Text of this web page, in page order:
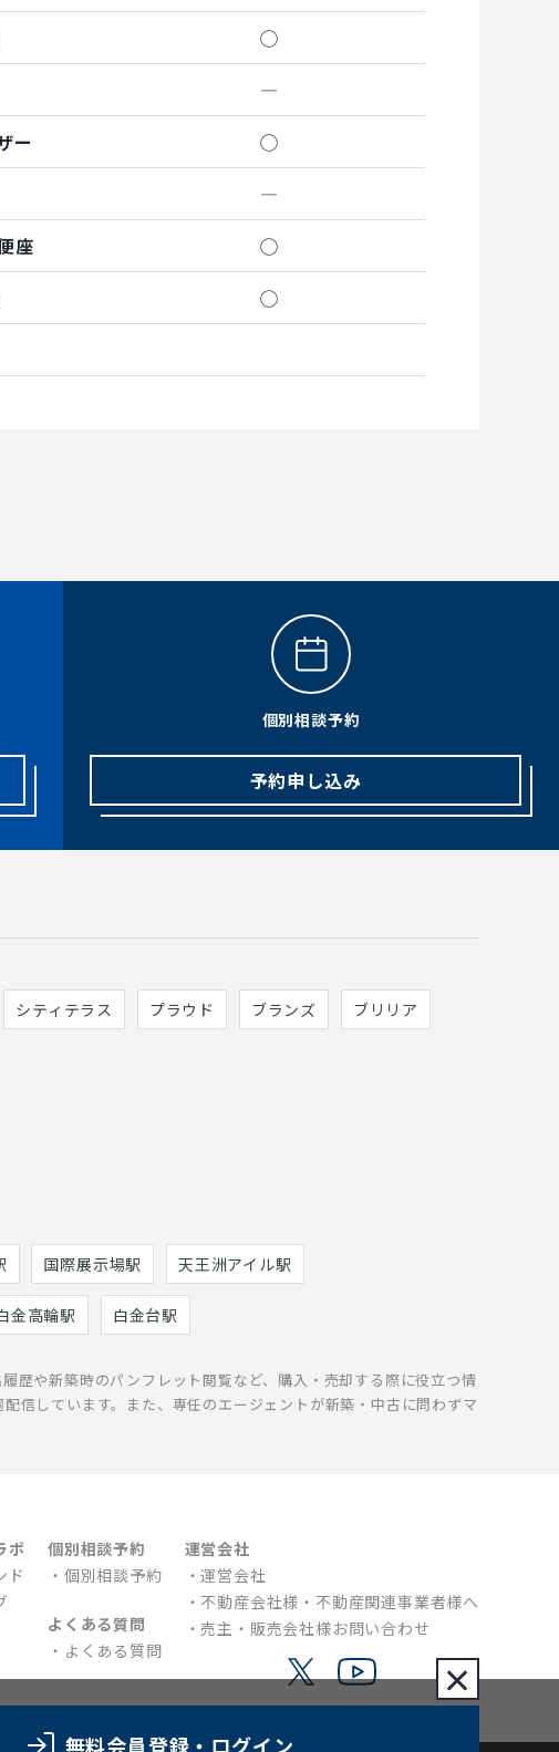
無料会員登録 ・ログイン
×
◯
―
ー
◯
―
座
◯
◯
個別相談予約
予約申し込み
シティテラス プラウド ブランズ ブリリア
国際展示場駅 天王洲アイル駅
金高輪駅 白金台駅
歴や新築時のパンフレット閲覧など、購入・売却する際に役立つ情
信しています。また、専任のエージェントが新築・中古に問わずマ
ボ
ド
個別相談予約
個別相談予約
よくある質問
よくある質問
運営会社
運営会社
不動産会社様・不動産関連事業者様へ
売主・販売会社様お問い合わせ